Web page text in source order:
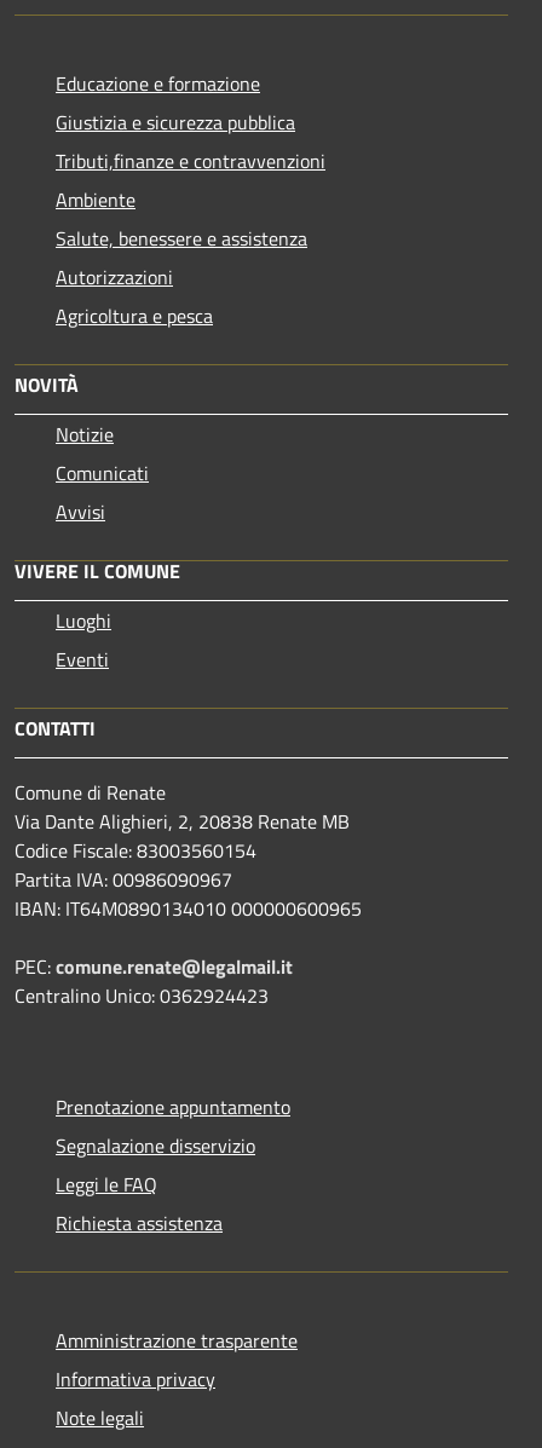
Educazione e formazione
Giustizia e sicurezza pubblica
Tributi,finanze e contravvenzioni
Ambiente
Salute, benessere e assistenza
Autorizzazioni
Agricoltura e pesca
NOVITÀ
Notizie
Comunicati
Avvisi
VIVERE IL COMUNE
Luoghi
Eventi
CONTATTI
Comune di Renate
Via Dante Alighieri, 2, 20838 Renate MB
Codice Fiscale: 83003560154
Partita IVA: 00986090967
IBAN: IT64M0890134010 000000600965
PEC:comune.renate@legalmail.it
Centralino Unico: 0362924423
Prenotazione appuntamento
Segnalazione disservizio
Leggi le FAQ
Richiesta assistenza
Amministrazione trasparente
Informativa privacy
Note legali